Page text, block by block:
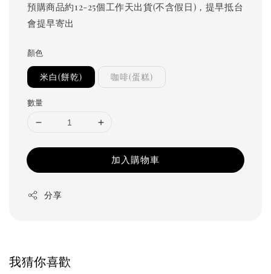
預購商品約12-25個工作天出貨(不含假日)，提早抵台
會提早寄出
顏色
米白(餅乾) 咖啡(蛋糕)
數量
加入購物車
分享
我猜你喜歡